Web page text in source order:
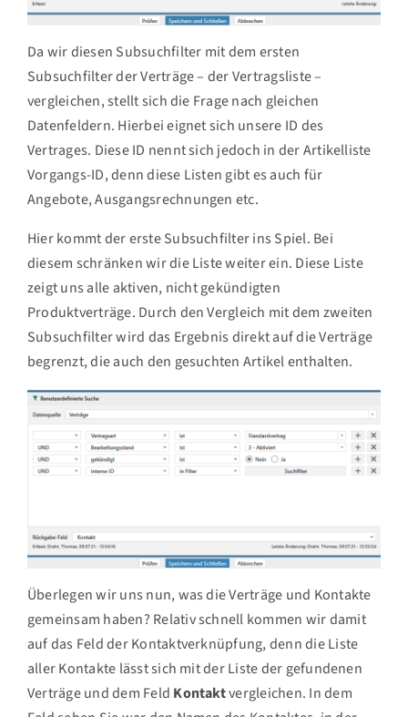
Da wir diesen Subsuchfilter mit dem ersten
Subsuchfilter der Verträge – der Vertragsliste –
vergleichen, stellt sich die Frage nach gleichen
Datenfeldern. Hierbei eignet sich unsere ID des
Vertrages. Diese ID nennt sich jedoch in der Artikelliste
Vorgangs-ID, denn diese Listen gibt es auch für
Angebote, Ausgangsrechnungen etc.
Hier kommt der erste Subsuchfilter ins Spiel. Bei
diesem schränken wir die Liste weiter ein. Diese Liste
zeigt uns alle aktiven, nicht gekündigten
Produktverträge. Durch den Vergleich mit dem zweiten
Subsuchfilter wird das Ergebnis direkt auf die Verträge
begrenzt, die auch den gesuchten Artikel enthalten.
Überlegen wir uns nun, was die Verträge und Kontakte
gemeinsam haben? Relativ schnell kommen wir damit
auf das Feld der Kontaktverknüpfung, denn die Liste
aller Kontakte lässt sich mit der Liste der gefundenen
Verträge und dem Feld Kontaktvergleichen. In dem